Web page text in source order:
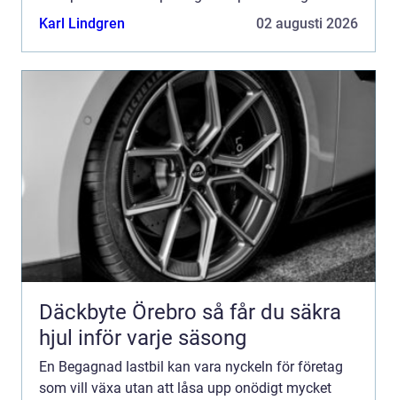
avgörande för att vardagen ska fungera. Genom
Karl Lindgren 02 augusti 2026
Däckbyte Örebro så får du säkra
hjul inför varje säsong
En Begagnad lastbil kan vara nyckeln för företag
som vill växa utan att låsa upp onödigt mycket